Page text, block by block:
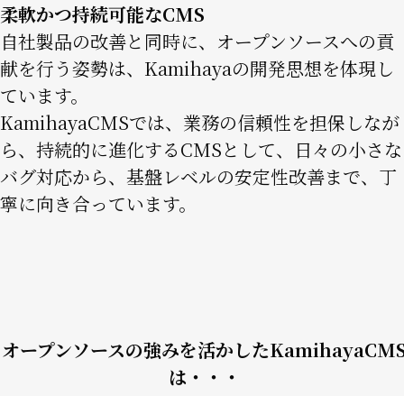
柔軟かつ持続可能なCMS
自社製品の改善と同時に、オープンソースへの貢
献を行う姿勢は、Kamihayaの開発思想を体現し
ています。
KamihayaCMSでは、業務の信頼性を担保しなが
ら、持続的に進化するCMSとして、日々の小さな
バグ対応から、基盤レベルの安定性改善まで、丁
寧に向き合っています。
オープンソースの強みを活かした
は・・・